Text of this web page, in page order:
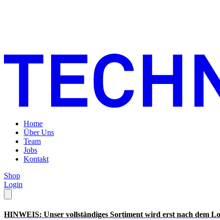
Home
Über Uns
Team
Jobs
Kontakt
Shop
Login
HINWEIS: Unser vollständiges Sortiment wird erst nach dem